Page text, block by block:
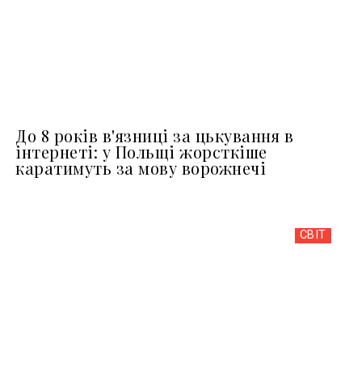
До 8 років в'язниці за цькування в
інтернеті: у Польщі жорсткіше
каратимуть за мову ворожнечі
СВІТ